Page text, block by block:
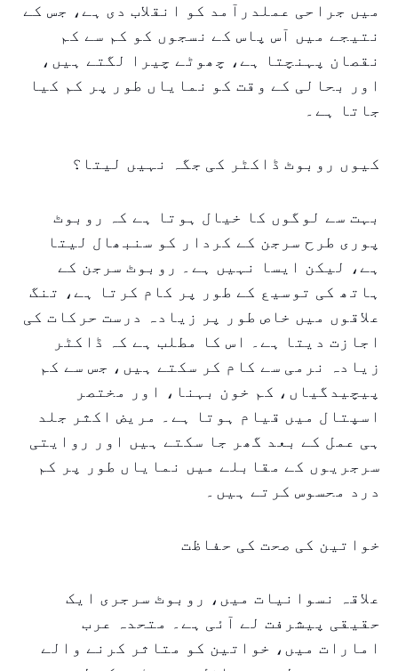
میں جراحی عملدرآمد کو انقلاب دی ہے، جس کے
نتیجے میں آس پاس کے نسجوں کو کم سے کم
نقصان پہنچتا ہے، چھوٹے چیرا لگتے ہیں،
اور بحالی کے وقت کو نمایاں طور پر کم کیا
جاتا ہے۔
کیوں روبوٹ ڈاکٹر کی جگہ نہیں لیتا؟
بہت سے لوگوں کا خیال ہوتا ہے کہ روبوٹ
پوری طرح سرجن کے کردار کو سنبھال لیتا
ہے، لیکن ایسا نہیں ہے۔ روبوٹ سرجن کے
ہاتھ کی توسیع کے طور پر کام کرتا ہے، تنگ
علاقوں میں خاص طور پر زیادہ درست حرکات کی
اجازت دیتا ہے۔ اس کا مطلب ہے کہ ڈاکٹر
زیادہ نرمی سے کام کر سکتے ہیں، جس سے کم
پیچیدگیاں، کم خون بہنا، اور مختصر
اسپتال میں قیام ہوتا ہے۔ مریض اکثر جلد
ہی عمل کے بعد گھر جا سکتے ہیں اور روایتی
سرجریوں کے مقابلے میں نمایاں طور پر کم
درد محسوس کرتے ہیں۔
خواتین کی صحت کی حفاظت
علاقہ نسوانیات میں، روبوٹ سرجری ایک
حقیقی پیشرفت لے آئی ہے۔ متحدہ عرب
امارات میں، خواتین کو متاثر کرنے والے